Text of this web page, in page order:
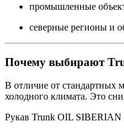
промышленные
северные регионы и
Почему выбирают
В отличие от стандартных
холодного климата. Это
Рукав Trunk OIL SIBERIAN